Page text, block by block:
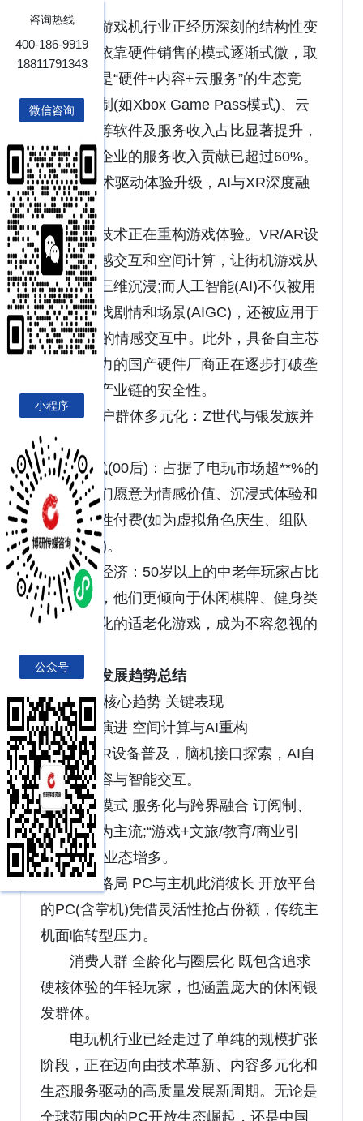
中国游戏机行业正经历深刻的结构性变
革。单纯依靠硬件销售的模式逐渐式微，取
而代之的是“硬件+内容+云服务”的生态竞
争。订阅制(如Xbox Game Pass模式)、云
游戏服务等软件及服务收入占比显著提升，
部分头部企业的服务收入贡献已超过60%。
3. 技术驱动体验升级，AI与XR深度融
合
前沿技术正在重构游戏体验。VR/AR设
备通过体感交互和空间计算，让街机游戏从
平面走向三维沉浸;而人工智能(AI)不仅被用
于生成游戏剧情和场景(AIGC)，还被应用于
智能NPC的情感交互中。此外，具备自主芯
片研发能力的国产硬件厂商正在逐步打破垄
断，提升产业链的安全性。
4. 用户群体多元化：Z世代与银发族并
存
Z世代(00后)：占据了电玩市场超**%的
份额，他们愿意为情感价值、沉浸式体验和
强社交属性付费(如为虚拟角色庆生、组队
UGC创作)。
银发经济：50岁以上的中老年玩家占比
已达12%，他们更倾向于休闲棋牌、健身类
及操作简化的适老化游戏，成为不容忽视的
未来发展趋势总结
维度 核心趋势 关键表现
技术演进 空间计算与AI重构
VR/AR/MR设备普及，脑机接口探索，AI自
动生成内容与智能交互。
商业模式 服务化与跨界融合 订阅制、
云游戏成为主流;“游戏+文旅/教育/商业引
流”的跨界业态增多。
市场格局 PC与主机此消彼长 开放平台
的PC(含掌机)凭借灵活性抢占份额，传统主
机面临转型压力。
消费人群 全龄化与圈层化 既包含追求
硬核体验的年轻玩家，也涵盖庞大的休闲银
发群体。
电玩机行业已经走过了单纯的规模扩张
阶段，正在迈向由技术革新、内容多元化和
生态服务驱动的高质量发展新周期。无论是
全球范围内的PC开放生态崛起，还是中国
咨询热线
400-186-9919
18811791343
微信咨询
小程序
公众号